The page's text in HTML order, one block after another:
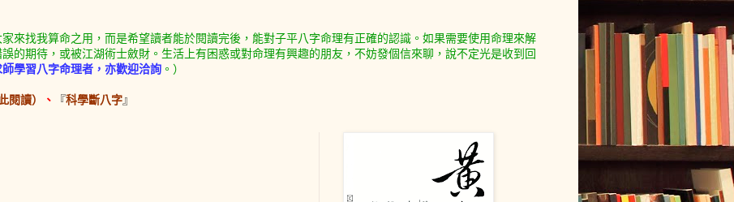
家來找我算命之用，而是希望讀者能於閱讀完後，能對子平八字命理有正確的認識。如果需要使用命理來解
的期待，或被江湖術士斂財。生活上有困惑或對命理有興趣的朋友，不妨發個信來聊，說不定光是收到回
學習八字命理者，亦歡迎洽詢 。）
閱讀） 、 『科學斷八字 』